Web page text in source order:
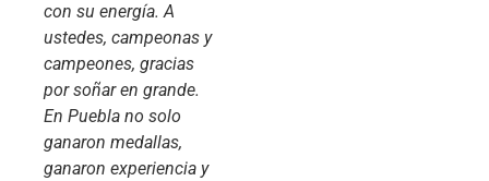
con su energía. A
ustedes, campeonas y
campeones, gracias
por soñar en grande.
En Puebla no solo
ganaron medallas,
ganaron experiencia y